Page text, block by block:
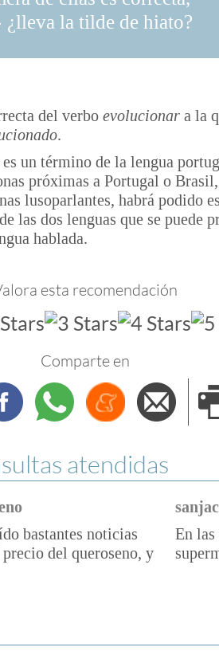
la tilde de hiato?
del verbo evolucionar a la
.
un término de la lengua
próximas a Portugal o
lusoparlantes, habrá podido
las dos lenguas que se puede
hablada.
esta recomendación
Comparte en
FacebookWhatsappMenéame
atendidas
bastantes noticias
del queroseno, y
En las